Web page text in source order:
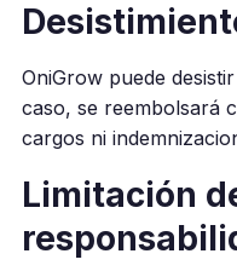
OniGrow puede desistir
caso, se reembolsará
cargos ni
Limitación